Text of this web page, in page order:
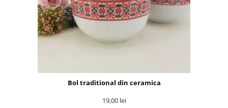
Bol traditional din ceramica
19,00 lei